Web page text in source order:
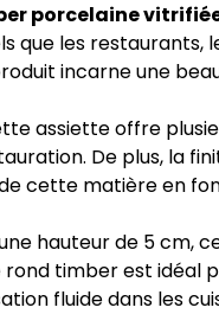
porcelaine
que les
incarne une
assiette offre
De plus, la
cette matière en
hauteur de 5
rond timber est
fluide dans les